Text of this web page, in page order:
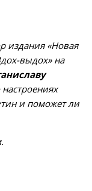
издания «Новая
выдох» на
и поможет ли